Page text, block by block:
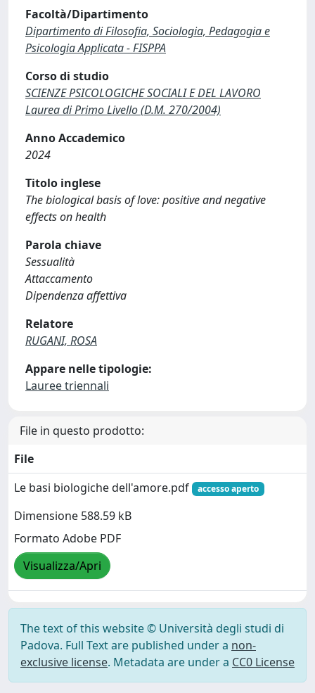
Facoltà/Dipartimento
Dipartimento di Filosofia, Sociologia, Pedagogia e
Psicologia Applicata - FISPPA
Corso di studio
SCIENZE PSICOLOGICHE SOCIALI E DEL LAVORO
Laurea di Primo Livello (D.M. 270/2004)
Anno Accademico
2024
Titolo inglese
The biological basis of love: positive and negative
effects on health
Parola chiave
Sessualità
Attaccamento
Dipendenza affettiva
Relatore
RUGANI, ROSA
Appare nelle tipologie:
Lauree triennali
File in questo prodotto:
File
Le basi biologiche dell'amore.pdf
accesso aperto
Dimensione 588.59 kB
Formato Adobe PDF
Visualizza/Apri
The text of this website © Università degli studi di
Padova. Full Text are published under a non-
exclusive license. Metadata are under a CC0 License